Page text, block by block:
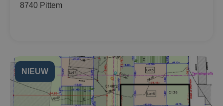
8740 Pittem
NIEUW